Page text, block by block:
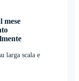
mese
larga scala e